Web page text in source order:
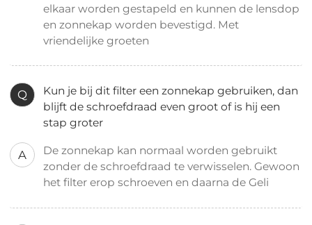
elkaar worden gestapeld en kunnen de lensdop
en zonnekap worden bevestigd. Met
vriendelijke groeten
Q
Kun je bij dit filter een zonnekap gebruiken, dan
blijft de schroefdraad even groot of is hij een
stap groter
A
De zonnekap kan normaal worden gebruikt
zonder de schroefdraad te verwisselen. Gewoon
het filter erop schroeven en daarna de Geli